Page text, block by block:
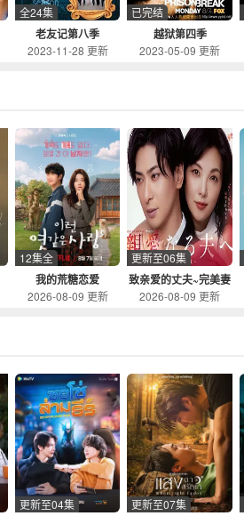
老友记第八季
全24集
2023-11-28 更新
越狱第四季
已完结
2023-05-09 更新
我的荒糖恋爱
12集全
2026-08-09 更新
致亲爱的丈夫~完美妻
子的谎言~
更新至06集
2026-08-09 更新
更新至04集 更新至07集